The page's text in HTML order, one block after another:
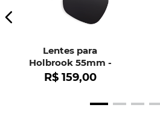
Lentes para
Holbrook 55mm -
OO9102
R$ 159,00